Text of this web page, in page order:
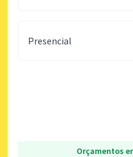
Presencial
Orçamentos